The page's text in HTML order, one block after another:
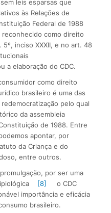
leis esparsas que
às Relações de
Federal de 1988
como direito
inciso XXXII, e no art. 48
a elaboração do CDC.
como direito
brasileiro é uma das
pelo qual
da assembleia
de 1988. Entre
apontar, por
da Criança e do
entre outros.
por ser uma
[8]
o CDC
importância e eficácia
brasileiro.